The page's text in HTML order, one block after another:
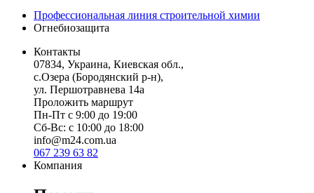
Профессиональная линия строительной химии
Огнебиозащита
Контакты
07834, Украина, Киевская обл.,
с.Озера (Бородянский р-н),
ул. Першотравнева 14а
Проложить маршрут
Пн-Пт с 9:00 до 19:00
Сб-Вс: с 10:00 до 18:00
info@m24.com.ua
067 239 63 82
Компания